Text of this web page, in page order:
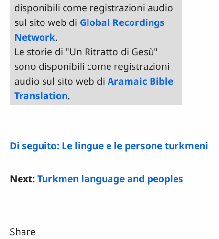
disponibili come registrazioni audio
sul sito web di Global Recordings
Network.
Le storie di "Un Ritratto di Gesù"
sono disponibili come registrazioni
audio sul sito web di Aramaic Bible
Translation.
Di seguito: Le lingue e le persone turkmeni
Next:Turkmen language and peoples
Share